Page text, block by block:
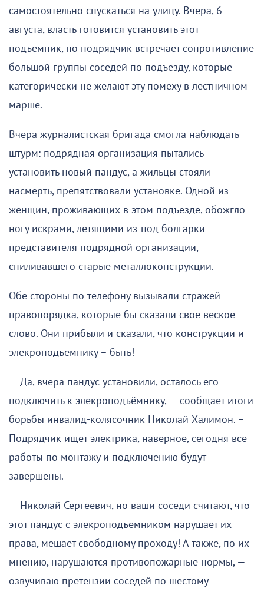
самостоятельно спускаться на улицу. Вчера, 6
августа, власть готовится установить этот
подъемник, но подрядчик встречает сопротивление
большой группы соседей по подъезду, которые
категорически не желают эту помеху в лестничном
марше.
Вчера журналистская бригада смогла наблюдать
штурм: подрядная организация пытались
установить новый пандус, а жильцы стояли
насмерть, препятствовали установке. Одной из
женщин, проживающих в этом подъезде, обожгло
ногу искрами, летящими из-под болгарки
представителя подрядной организации,
спиливавшего старые металлоконструкции.
Обе стороны по телефону вызывали стражей
правопорядка, которые бы сказали свое веское
слово. Они прибыли и сказали, что конструкции и
элекроподъемнику – быть!
— Да, вчера пандус установили, осталось его
подключить к элекроподъёмнику, — сообщает итоги
борьбы инвалид-колясочник Николай Халимон. –
Подрядчик ищет электрика, наверное, сегодня все
работы по монтажу и подключению будут
завершены.
— Николай Сергеевич, но ваши соседи считают, что
этот пандус с элекроподъемником нарушает их
права, мешает свободному проходу! А также, по их
мнению, нарушаются противопожарные нормы, —
озвучиваю претензии соседей по шестому